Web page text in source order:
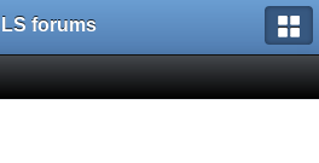
LS forums